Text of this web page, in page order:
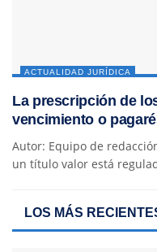
ACTUALIDAD JURÍDICA
La prescripción de
vencimiento o
Autor: Equipo de
un título valor está
LOS MÁS